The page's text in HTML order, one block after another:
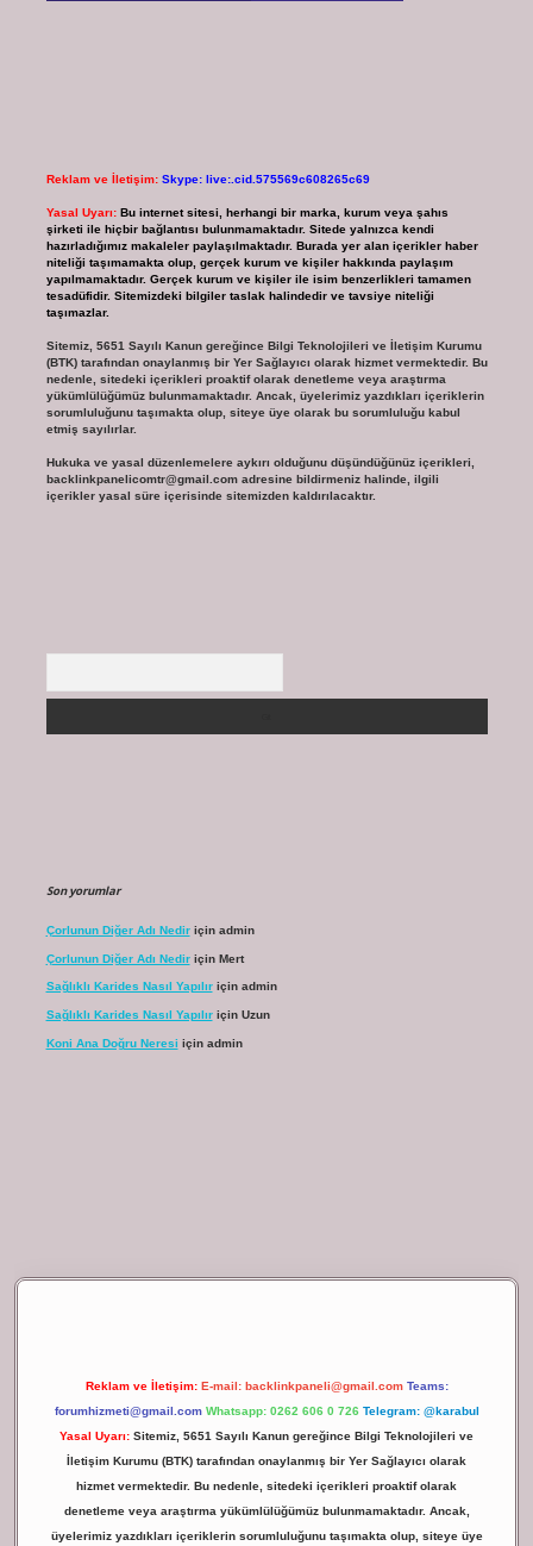
Reklam ve İletişim: Skype: live:.cid.575569c608265c69
Yasal Uyarı: Bu internet sitesi, herhangi bir marka, kurum veya şahıs
şirketi ile hiçbir bağlantısı bulunmamaktadır. Sitede yalnızca kendi
hazırladığımız makaleler paylaşılmaktadır. Burada yer alan içerikler haber
niteliği taşımamakta olup, gerçek kurum ve kişiler hakkında paylaşım
yapılmamaktadır. Gerçek kurum ve kişiler ile isim benzerlikleri tamamen
tesadüfidir. Sitemizdeki bilgiler taslak halindedir ve tavsiye niteliği
taşımazlar.
Sitemiz, 5651 Sayılı Kanun gereğince Bilgi Teknolojileri ve İletişim Kurumu
(BTK) tarafından onaylanmış bir Yer Sağlayıcı olarak hizmet vermektedir. Bu
nedenle, sitedeki içerikleri proaktif olarak denetleme veya araştırma
yükümlülüğümüz bulunmamaktadır. Ancak, üyelerimiz yazdıkları içeriklerin
sorumluluğunu taşımakta olup, siteye üye olarak bu sorumluluğu kabul
etmiş sayılırlar.
Hukuka ve yasal düzenlemelere aykırı olduğunu düşündüğünüz içerikleri,
backlinkpanelicomtr@gmail.comadresine bildirmeniz halinde, ilgili
içerikler yasal süre içerisinde sitemizden kaldırılacaktır.
Son yorumlar
Çorlunun Diğer Adı Nediriçin admin
Çorlunun Diğer Adı Nediriçin Mert
Sağlıklı Karides Nasıl Yapılıriçin admin
Sağlıklı Karides Nasıl Yapılıriçin Uzun
Koni Ana Doğru Neresi için admin
Reklam ve İletişim: E-mail: backlinkpaneli@gmail.com Teams:
forumhizmeti@gmail.com Whatsapp: 0262 606 0 726 Telegram: @karabul
Yasal Uyarı: Sitemiz, 5651 Sayılı Kanun gereğince Bilgi Teknolojileri ve
İletişim Kurumu (BTK) tarafından onaylanmış bir Yer Sağlayıcı olarak
hizmet vermektedir. Bu nedenle, sitedeki içerikleri proaktif olarak
denetleme veya araştırma yükümlülüğümüz bulunmamaktadır. Ancak,
üyelerimiz yazdıkları içeriklerin sorumluluğunu taşımakta olup, siteye üye